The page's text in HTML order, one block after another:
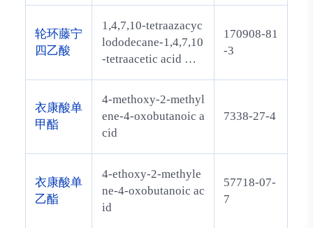
轮环藤宁
四乙酸
1,4,7,10-tetraazacyc
lododecane-1,4,7,10
-tetraacetic acid mo
nimidyl ester)
170908-81
-3
衣康酸单
甲酯
4-methoxy-2-methyl
ene-4-oxobutanoic a
cid
7338-27-4
衣康酸单
乙酯
4-ethoxy-2-methyle
ne-4-oxobutanoic ac
id
57718-07-
7